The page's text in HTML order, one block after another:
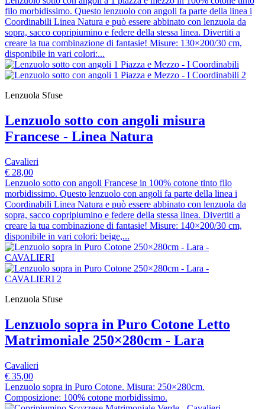
filo morbidissimo. Questo lenzuolo con angoli fa parte della linea i
Coordinabili Linea Natura e può essere abbinato con lenzuola da
sopra, sacco copripiumino e federe della stessa linea. Divertiti a
creare la tua combinazione di fantasie! Misure: 130×200/30 cm,
disponibile in vari colori:...
Lenzuola Sfuse
Lenzuolo sotto con angoli misura
Francese - Linea Natura
Cavalieri
€ 28,00
Lenzuolo sotto con angoli Francese in 100% cotone tinto filo
morbidissimo. Questo lenzuolo con angoli fa parte della linea i
Coordinabili Linea Natura e può essere abbinato con lenzuola da
sopra, sacco copripiumino e federe della stessa linea. Divertiti a
creare la tua combinazione di fantasie! Misure: 140×200/30 cm,
disponibile in vari colori: beige,...
Lenzuola Sfuse
Lenzuolo sopra in Puro Cotone Letto
Matrimoniale 250×280cm - Lara
Cavalieri
€ 35,00
Lenzuolo sopra in Puro Cotone. Misura: 250×280cm.
Composizione: 100% cotone morbidissimo.